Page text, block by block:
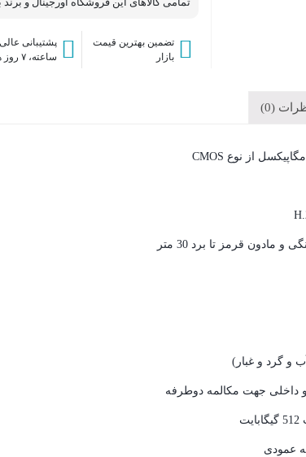
تضمین بهترین قیمت
بازار
ساعته، ۷ روز هفته
(0)
مادون قرمز تا برد 30 متر
و گرد و غبار )
داخلی جهت مکالمه دوطرفه